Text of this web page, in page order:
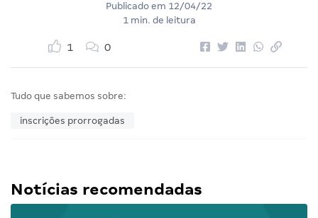
Publicado em 12/04/22
1 min. de leitura
1 0
Tudo que sabemos sobre:
inscrições prorrogadas
Notícias recomendadas